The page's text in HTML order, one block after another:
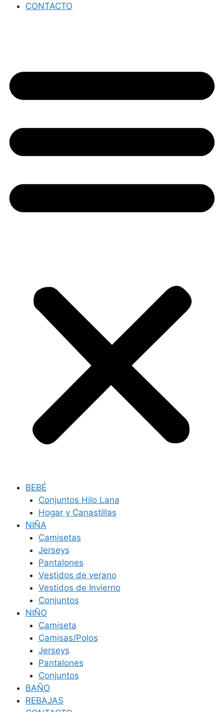
CONTACTO
BEBÉ
Conjuntos Hilo Lana
Hogar y Canastillas
NIÑA
Camisetas
Jerseys
Pantalones
Vestidos de verano
Vestidos de Invierno
Conjuntos
NIÑO
Camiseta
Camisas/Polos
Jerseys
Pantalones
Conjuntos
BAÑO
REBAJAS